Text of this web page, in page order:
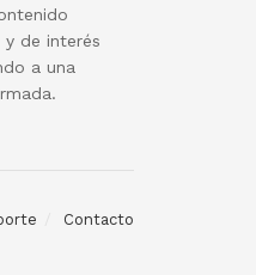
de interés
a una
Contacto